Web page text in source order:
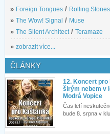
» Foreign Tongues / Rolling Stones
» The Wow! Signal / Muse
» The Silent Architect/ Teramaze
» zobrazit více...
ČLÁNKY
28.07.
12. Koncert pro
širým nebem v
Modrá Vopice
Čas letí
bude 8. srpna v